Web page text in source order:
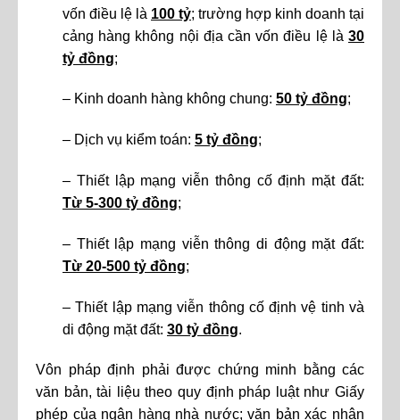
vốn điều lệ là 100 tỷ; trường hợp kinh doanh tại
cảng hàng không nội địa cần vốn điều lệ là 30
tỷ đồng;
– Kinh doanh hàng không chung: 50 tỷ đồng;
– Dịch vụ kiểm toán: 5 tỷ đồng;
– Thiết lập mạng viễn thông cố định mặt đất:
Từ 5-300 tỷ đồng;
– Thiết lập mạng viễn thông di động mặt đất:
Từ 20-500 tỷ đồng;
– Thiết lập mạng viễn thông cố định vệ tinh và
di động mặt đất: 30 tỷ đồng.
Vôn pháp định phải được chứng minh bằng các
văn bản, tài liệu theo quy định pháp luật như Giấy
phép của ngân hàng nhà nước; văn bản xác nhận